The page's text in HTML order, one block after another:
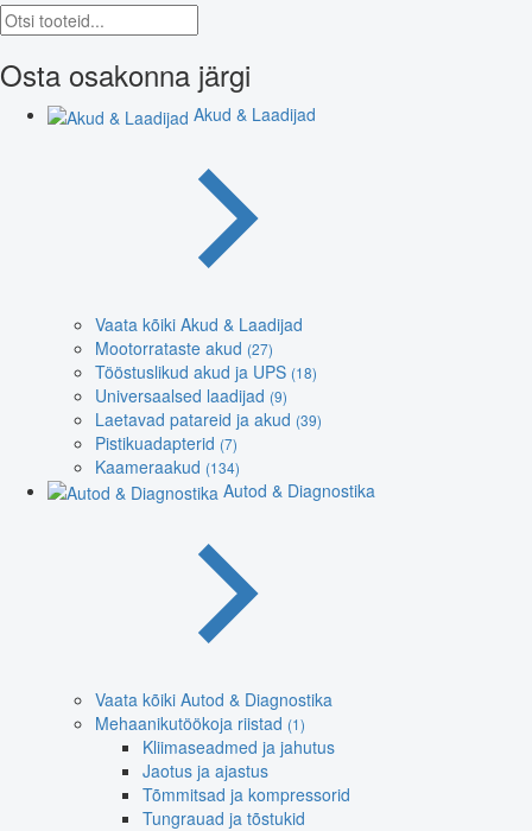
Osta osakonna järgi
Akud & Laadijad
Vaata kõiki Akud & Laadijad
Mootorrataste akud (27)
Tööstuslikud akud ja UPS (18)
Universaalsed laadijad (9)
Laetavad patareid ja akud (39)
Pistikuadapterid (7)
Kaameraakud (134)
Autod & Diagnostika
Vaata kõiki Autod & Diagnostika
Mehaanikutöökoja riistad (1)
Kliimaseadmed ja jahutus
Jaotus ja ajastus
Tõmmitsad ja kompressorid
Tungrauad ja tõstukid